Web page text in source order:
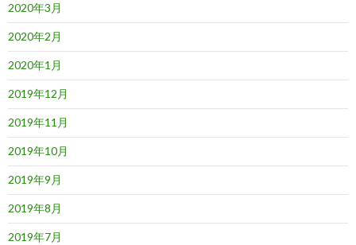
2020年3月
2020年2月
2020年1月
2019年12月
2019年11月
2019年10月
2019年9月
2019年8月
2019年7月